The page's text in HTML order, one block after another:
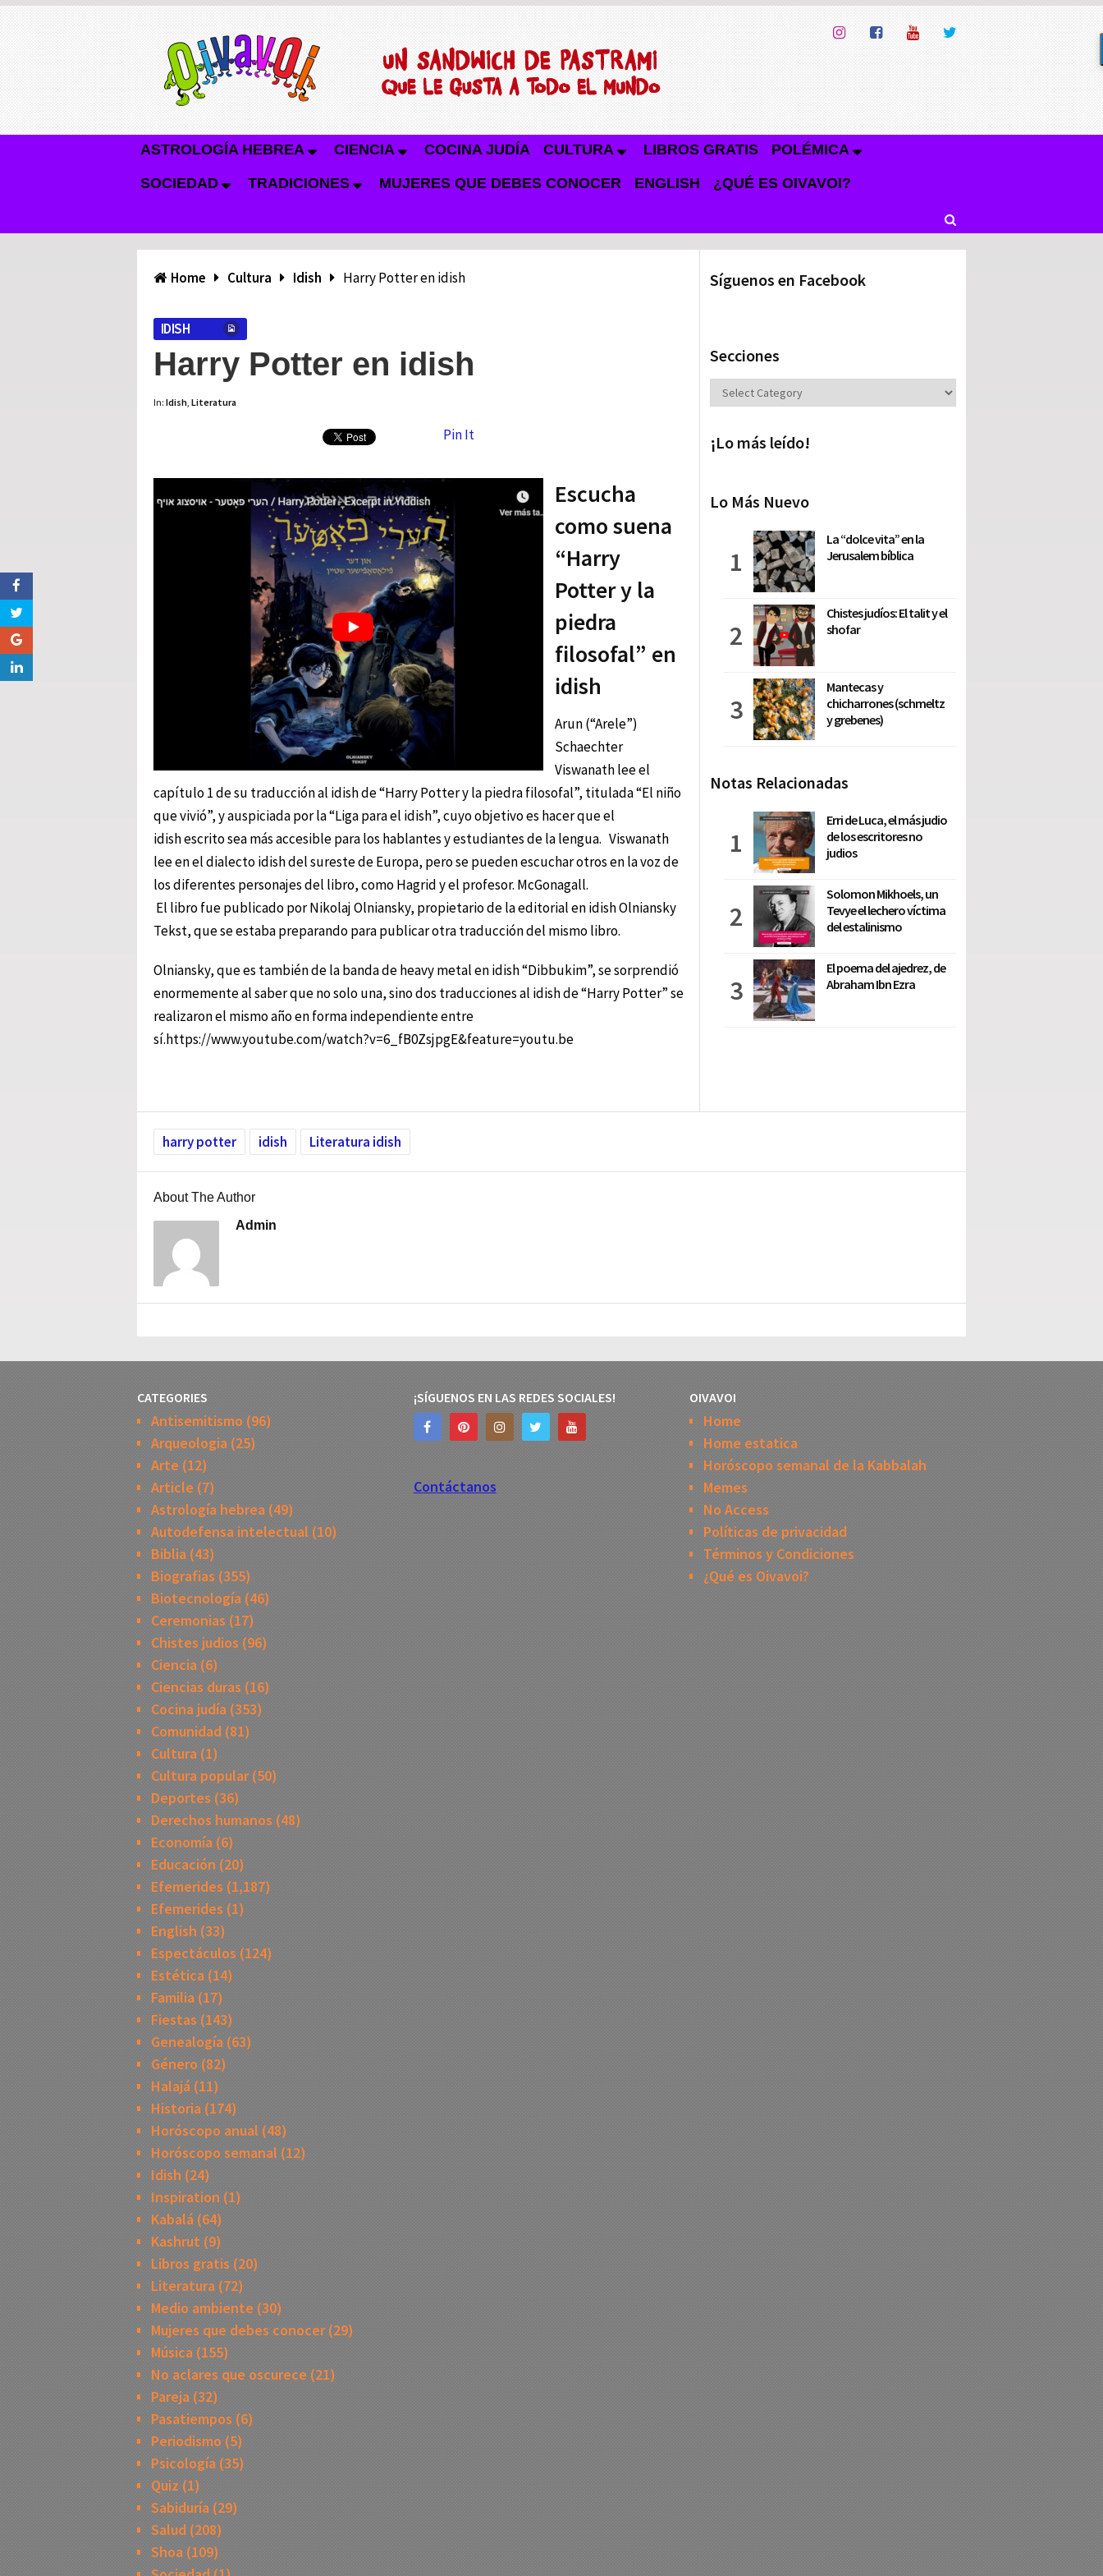
ASTROLOGÍA HEBREA CIENCIA COCINA JUDÍA CULTURA LIBROS GRATIS POLÉMICA
SOCIEDAD TRADICIONES MUJERES QUE DEBES CONOCER ENGLISH ¿QUÉ ES OIVAVOI?
Home Cultura Idish Harry Potter en idish
IDISH
Harry Potter en idish
In: Idish, Literatura
Pin It
Escucha
como suena
“Harry
Potter y la
piedra
filosofal” en
idish
Arun (“Arele”)
Schaechter
Viswanath lee el
capítulo 1 de su traducción al idish de “Harry Potter y la piedra filosofal”, titulada “El niño
que vivió”, y auspiciada por la “Liga para el idish”, cuyo objetivo es hacer que el
idish escrito sea más accesible para los hablantes y estudiantes de la lengua. Viswanath
lee en el dialecto idish del sureste de Europa, pero se pueden escuchar otros en la voz de
los diferentes personajes del libro, como Hagrid y el profesor. McGonagall.
El libro fue publicado por Nikolaj Olniansky, propietario de la editorial en idish Olniansky
Tekst, que se estaba preparando para publicar otra traducción del mismo libro.
Olniansky, que es también de la banda de heavy metal en idish “Dibbukim”, se sorprendió
enormemente al saber que no solo una, sino dos traducciones al idish de “Harry Potter” se
realizaron el mismo año en forma independiente entre
sí.https://www.youtube.com/watch?v=6_fB0ZsjpgE&feature=youtu.be
Síguenos en Facebook
Secciones
Secciones
¡Lo más leído!
Lo Más Nuevo
La “dolce vita” en la
Jerusalem bíblica
Chistes judíos: El talit y el
shofar
Mantecas y
chicharrones (schmeltz
y grebenes)
Notas Relacionadas
Erri de Luca, el más judio
de los escritores no
judios
Solomon Mikhoels, un
Tevye el lechero víctima
del estalinismo
El poema del ajedrez, de
Abraham Ibn Ezra
harry potter idish Literatura idish
About The Author
Admin
CATEGORIES
Antisemitismo (96)
Arqueologia (25)
Arte (12)
Article (7)
Astrología hebrea (49)
Autodefensa intelectual (10)
Biblia (43)
Biografias (355)
Biotecnología (46)
Ceremonias (17)
Chistes judios (96)
Ciencia (6)
Ciencias duras (16)
Cocina judía (353)
Comunidad (81)
Cultura (1)
Cultura popular(50)
Deportes (36)
Derechos humanos (48)
Economía (6)
Educación (20)
Efemerides (1,187)
Efemerides (1)
English (33)
Espectáculos (124)
Estética (14)
Familia (17)
Fiestas (143)
Genealogía (63)
Género (82)
Halajá (11)
Historia (174)
Horóscopo anual (48)
Horóscopo semanal (12)
Idish (24)
Inspiration (1)
Kabalá (64)
Kashrut (9)
Libros gratis (20)
Literatura (72)
Medio ambiente (30)
Mujeres que debes conocer(29)
Música (155)
No aclares que oscurece (21)
Pareja (32)
Pasatiempos (6)
Periodismo (5)
Psicología (35)
Quiz (1)
Sabiduría (29)
Salud (208)
Shoa (109)
¡SÍGUENOS EN LAS REDES SOCIALES!
Contáctanos
OIVAVOI
Home
Home estatica
Horóscopo semanal de la Kabbalah
Memes
No Access
Políticas de privacidad
Términos y Condiciones
¿Qué es Oivavoi?